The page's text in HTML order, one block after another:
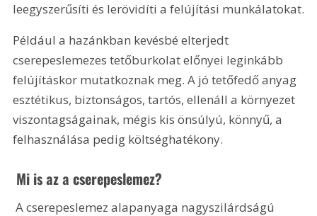
leegyszerűsíti és lerövidíti a felújítási munkálatokat.
Például a hazánkban kevésbé elterjedt
cserepeslemezes tetőburkolat előnyei leginkább
felújításkor mutatkoznak meg. A jó tetőfedő anyag
esztétikus, biztonságos, tartós, ellenáll a környezet
viszontagságainak, mégis kis önsúlyú, könnyű, a
felhasználása pedig költséghatékony.
Mi is az a cserepeslemez?
A cserepeslemez alapanyaga nagyszilárdságú